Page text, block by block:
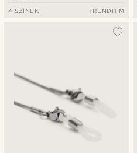
4 SZÍNEK TRENDHIM